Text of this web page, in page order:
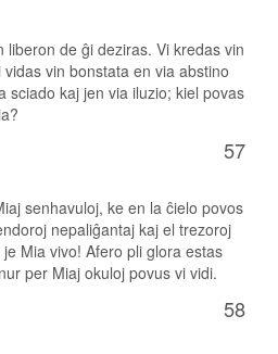
liberon de ĝi deziras. Vi kredas vin
vin bonstata en via abstino
sciado kaj jen via iluzio; kiel povas
57
senhavuloj, ke en la ĉielo povos
nepaliĝantaj kaj el trezoroj
Mia vivo! Afero pli glora estas
per Miaj okuloj povus vi vidi.
58